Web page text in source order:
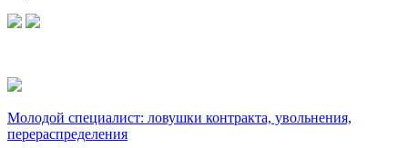
Молодой специалист: ловушки контракта, увольнения,
перераспределения